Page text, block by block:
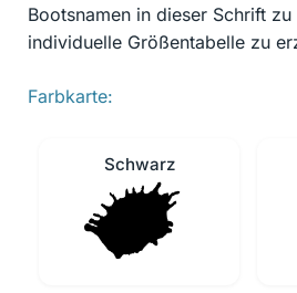
Bootsnamen in dieser Schrift
individuelle Größentabelle zu
Farbkarte:
Schwarz